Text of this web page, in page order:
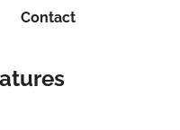
Contact